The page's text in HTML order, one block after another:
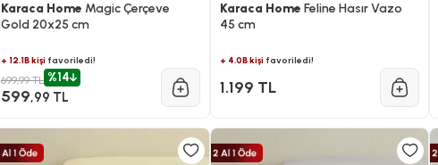
Karaca Home Magic Çerçeve
Gold 20x25 cm
+ 12.1B kişifavoriledi!
699,99 TL %14
599,99 TL
Karaca Home Feline Hasır Vazo
45 cm
+ 4.0B kişifavoriledi!
1.199 TL